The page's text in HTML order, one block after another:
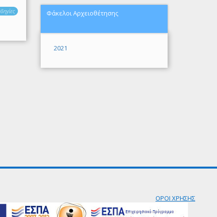
Φάκελοι Αρχειοθέτησης
2021
ΟΡΟΙ ΧΡΗΣΗΣ